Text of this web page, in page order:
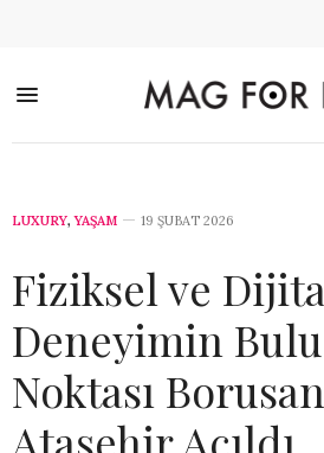
LUXURY, YAŞAM 19 ŞUBAT 2026
Fiziksel ve
Deneyimin
Noktası
Ataşehir Açıldı